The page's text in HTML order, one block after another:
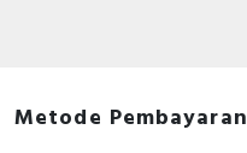
Metode Pembayaran